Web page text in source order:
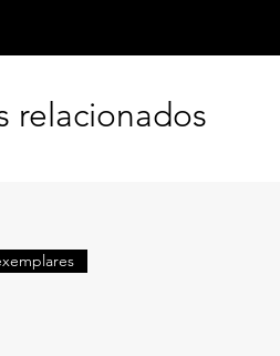
relacionados